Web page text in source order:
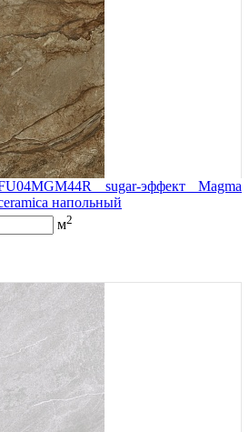
sugar-эффект Magma
напольный
м2